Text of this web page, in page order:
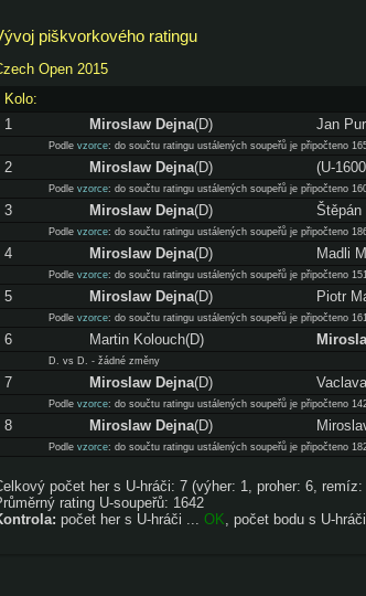
piškvorkového ratingu
Open 2015
Kolo:
1
Miroslaw Dejna(D) Jan
Podle vzorce: do součtu ratingu ustálených soupeřů je připočteno
2 Miroslaw Dejna(D) (U-
Podle vzorce: do součtu ratingu ustálených soupeřů je připočteno
3 Miroslaw Dejna(D) Štěpán
Podle vzorce: do součtu ratingu ustálených soupeřů je připočteno
4 Miroslaw Dejna(D) Madli
Podle vzorce: do součtu ratingu ustálených soupeřů je připočteno
5 Miroslaw Dejna(D) Piotr
Podle vzorce: do součtu ratingu ustálených soupeřů je připočteno
6 Martin Kolouch(D)
D. vs D. - žádné změny
7 Miroslaw Dejna(D)
Podle vzorce: do součtu ratingu ustálených soupeřů je připočteno
8 Miroslaw Dejna(D)
Podle vzorce: do součtu ratingu ustálených soupeřů je připočteno
počet her s U-hráči: 7 (výher: 1, proher: 6, remíz:
rating U-soupeřů: 1642
počet her s U-hráči ... OK , počet bodu s U-